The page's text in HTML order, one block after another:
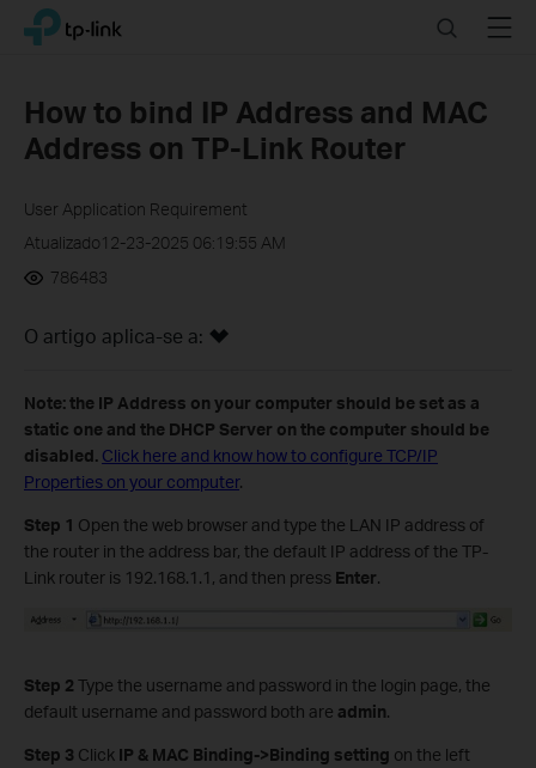
Click
navigation
TP-Link, Reliably Smart SearchMenu
How to bind IP Address and MAC
Address on TP-Link Router
User Application Requirement
Atualizado12-23-2025 06:19:55 AM
786483
O artigo aplica-se a:
Note: the IP Address on your computer should be set as a
static one and the DHCP Server on the computer should be
disabled. Click here and know how to configure TCP/IP
Properties on your computer.
Step 1 Open the web browser and type the LAN IP address of
the router in the address bar, the default IP address of the TP-
Link router is 192.168.1.1, and then press Enter.
Step 2 Type the username and password in the login page, the
default username and password both are admin.
Step 3 Click IP & MAC Binding->Binding setting on the left